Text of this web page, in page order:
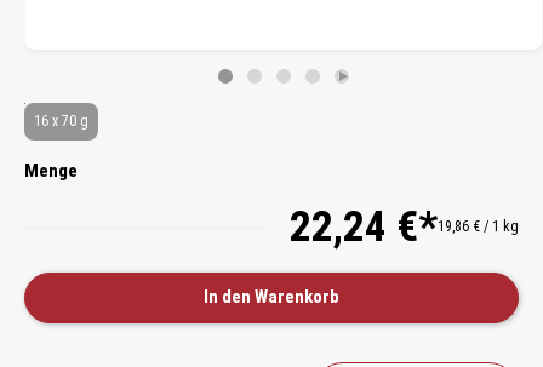
16 x 70 g
Menge
22,24 €*19,86 € / 1 kg
In den Warenkorb